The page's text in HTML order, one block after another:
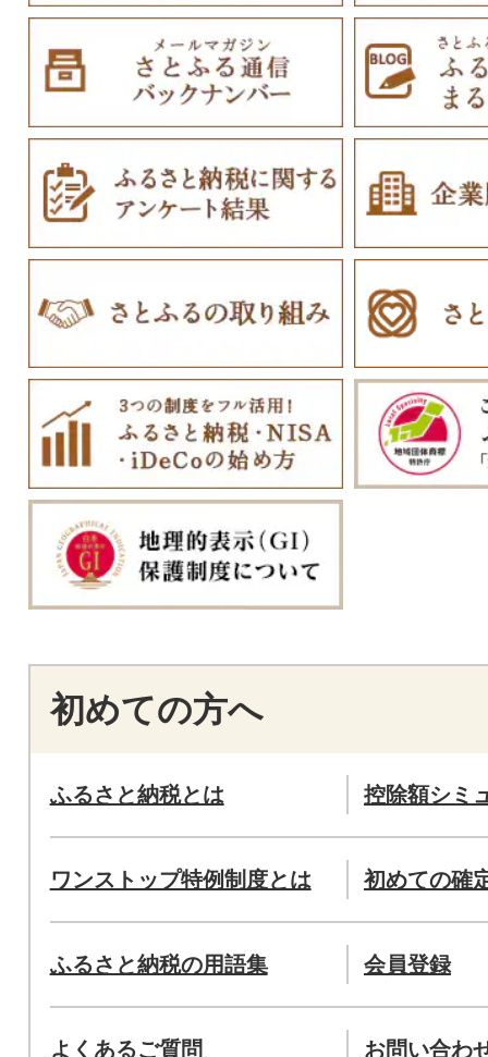
初めての方へ
ふるさと納税とは 控除額シミ
ワンストップ特例制度とは 初めての確
ふるさと納税の用語集 会員登録
よくあるご質問 お問い合わ